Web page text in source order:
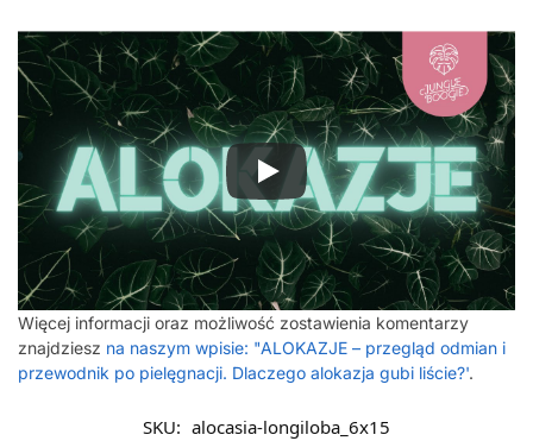
Więcej informacji oraz możliwość zostawienia komentarzy
znajdziesz na naszym wpisie: "ALOKAZJE – przegląd odmian i
przewodnik po pielęgnacji. Dlaczego alokazja gubi liście?'.
SKU: alocasia-longiloba_6x15